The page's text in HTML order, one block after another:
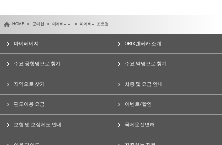
HOME 군마현 마에바시시 마에바시 조토점
마이페이지 ORIX렌터카 소개
주요 공항명으로 찾기 주요 역명으로 찾기
지역으로 찾기 차종 및 요금 안내
편도이용 요금 이벤트/할인
보험 및 보상제도 안내 국제운전면허